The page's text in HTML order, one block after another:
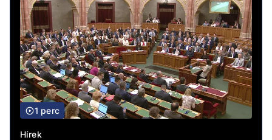
1 perc
Hírek